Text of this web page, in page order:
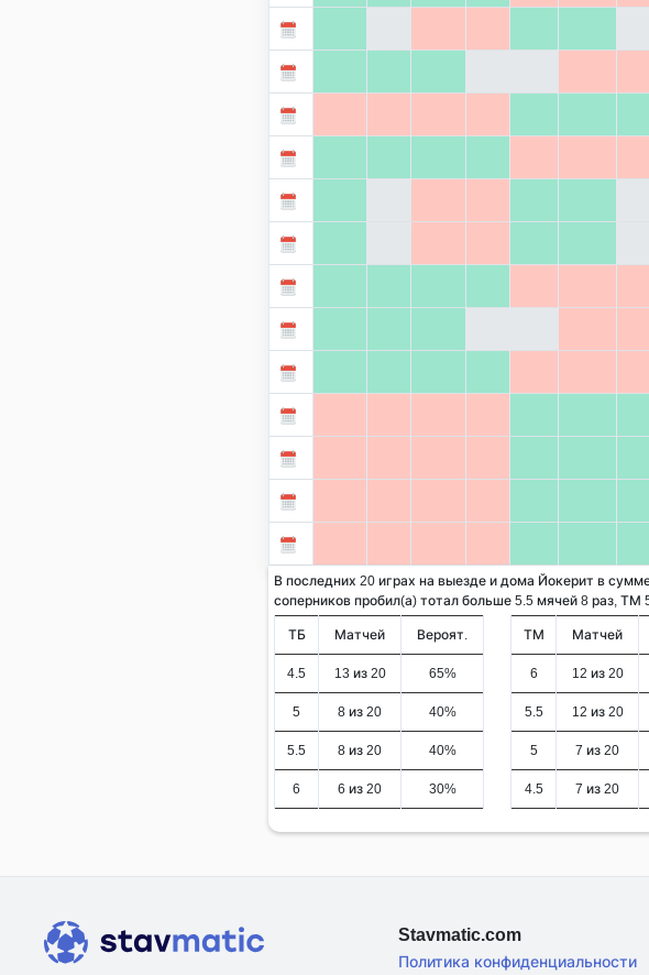
В последних 20 играх на выезде и дома Йокерит в
соперников пробил(а) тотал больше 5.5 мячей 8 раз, ТМ
ТБ Матчей Вероят.
4.5 13 из 20 65%
5 8 из 20 40%
5.5 8 из 20 40%
6 6 из 20 30%
ТМ Матчей
6 12 из 20
5.5 12 из 20
5 7 из 20
4.5 7 из 20
Stavmatic.com
Политика конфиденциальности